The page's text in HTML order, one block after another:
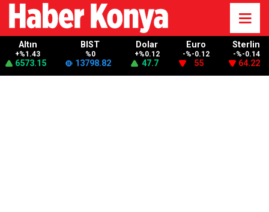
Altın
+%1.43
6573.15
BIST
%0
13798.82
Dolar
+%0.12
47.7
Euro
-%-0.12
55
Sterlin
-%-0.14
64.22